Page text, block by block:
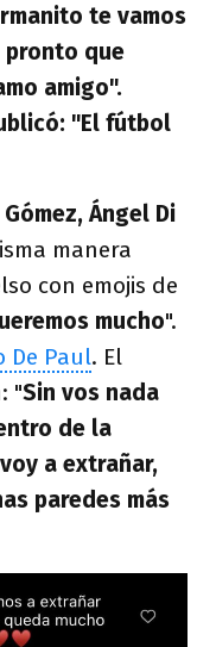
te vamos
pronto que
amigo".
"El fútbol
Ángel Di
manera
con emojis de
mucho".
De Paul. El
"Sin vos nada
de la
a extrañar,
paredes más